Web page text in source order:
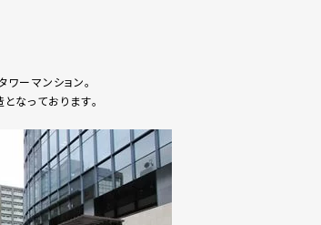
ーマンション。
なっております。